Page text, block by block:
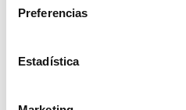
Preferencias
Estadística
10/07/2025